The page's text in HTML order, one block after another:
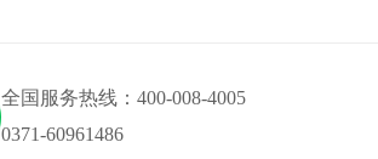
全国服务热线：400-008-4005
0371-60961486